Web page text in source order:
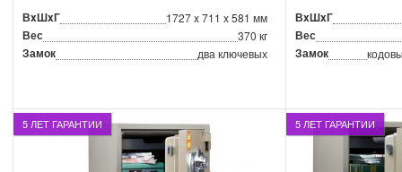
ВxШxГ 1727 x 711 x 581 мм
Вес 370 кг
Замок два ключевых
ВxШxГ
Вес
Замок
5 ЛЕТ ГАРАНТИИ 5 ЛЕТ ГАРАНТИИ